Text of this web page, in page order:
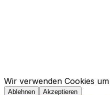
Wir verwenden Cookies
Ablehnen Akzeptieren